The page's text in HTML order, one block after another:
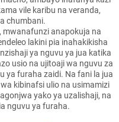
vile karibu na veranda,
chumbani.
mwanafunzi anapokuja na
lakini pia inahakikisha
ya nguvu ya jua katika
usio na ujitoaji wa nguvu za
ya furaha zaidi. Na fani la jua
kibinafsi ulio na usimamizi
yako ya uzalishaji, na
nguvu ya furaha.